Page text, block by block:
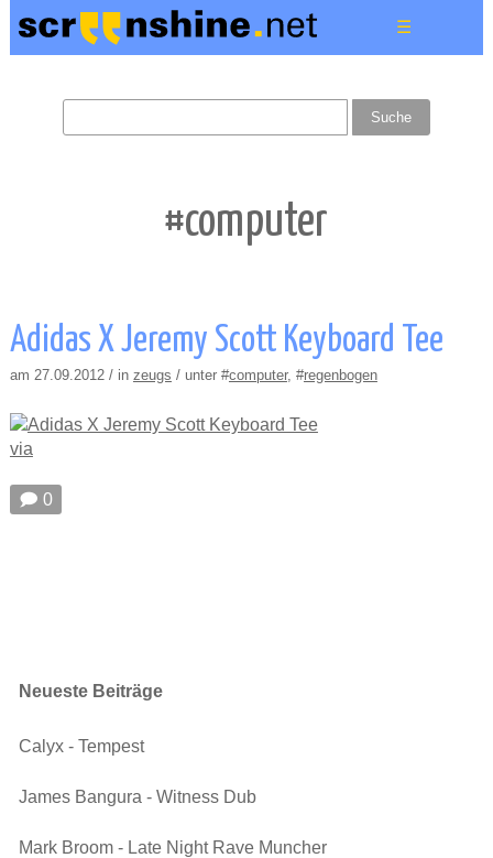
☰
#computer
Adidas X Jeremy Scott Keyboard Tee
am 27.09.2012 / in zeugs / unter #computer, #regenbogen
via
🗩 0
Neueste Beiträge
Calyx - Tempest
James Bangura - Witness Dub
Mark Broom - Late Night Rave Muncher